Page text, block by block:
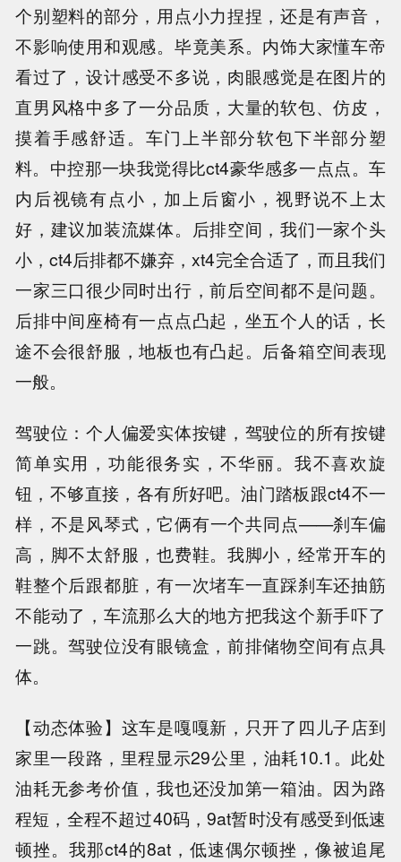
个别塑料的部分，用点小力捏捏，还是有声音，
不影响使用和观感。毕竟美系。内饰大家懂车帝
看过了，设计感受不多说，肉眼感觉是在图片的
直男风格中多了一分品质，大量的软包、仿皮，
摸着手感舒适。车门上半部分软包下半部分塑
料。中控那一块我觉得比ct4豪华感多一点点。车
内后视镜有点小，加上后窗小，视野说不上太
好，建议加装流媒体。后排空间，我们一家个头
小，ct4后排都不嫌弃，xt4完全合适了，而且我们
一家三口很少同时出行，前后空间都不是问题。
后排中间座椅有一点点凸起，坐五个人的话，长
途不会很舒服，地板也有凸起。后备箱空间表现
一般。
驾驶位：个人偏爱实体按键，驾驶位的所有按键
简单实用，功能很务实，不华丽。我不喜欢旋
钮，不够直接，各有所好吧。油门踏板跟ct4不一
样，不是风琴式，它俩有一个共同点——刹车偏
高，脚不太舒服，也费鞋。我脚小，经常开车的
鞋整个后跟都脏，有一次堵车一直踩刹车还抽筋
不能动了，车流那么大的地方把我这个新手吓了
一跳。驾驶位没有眼镜盒，前排储物空间有点具
体。
【动态体验】这车是嘎嘎新，只开了四儿子店到
家里一段路，里程显示29公里，油耗10.1。此处
油耗无参考价值，我也还没加第一箱油。因为路
程短，全程不超过40码，9at暂时没有感受到低速
顿挫。我那ct4的8at，低速偶尔顿挫，像被追尾